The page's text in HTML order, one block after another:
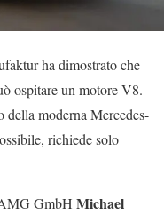
ha dimostrato che
ospitare un motore V8.
moderna Mercedes-
richiede solo
GmbH Michael